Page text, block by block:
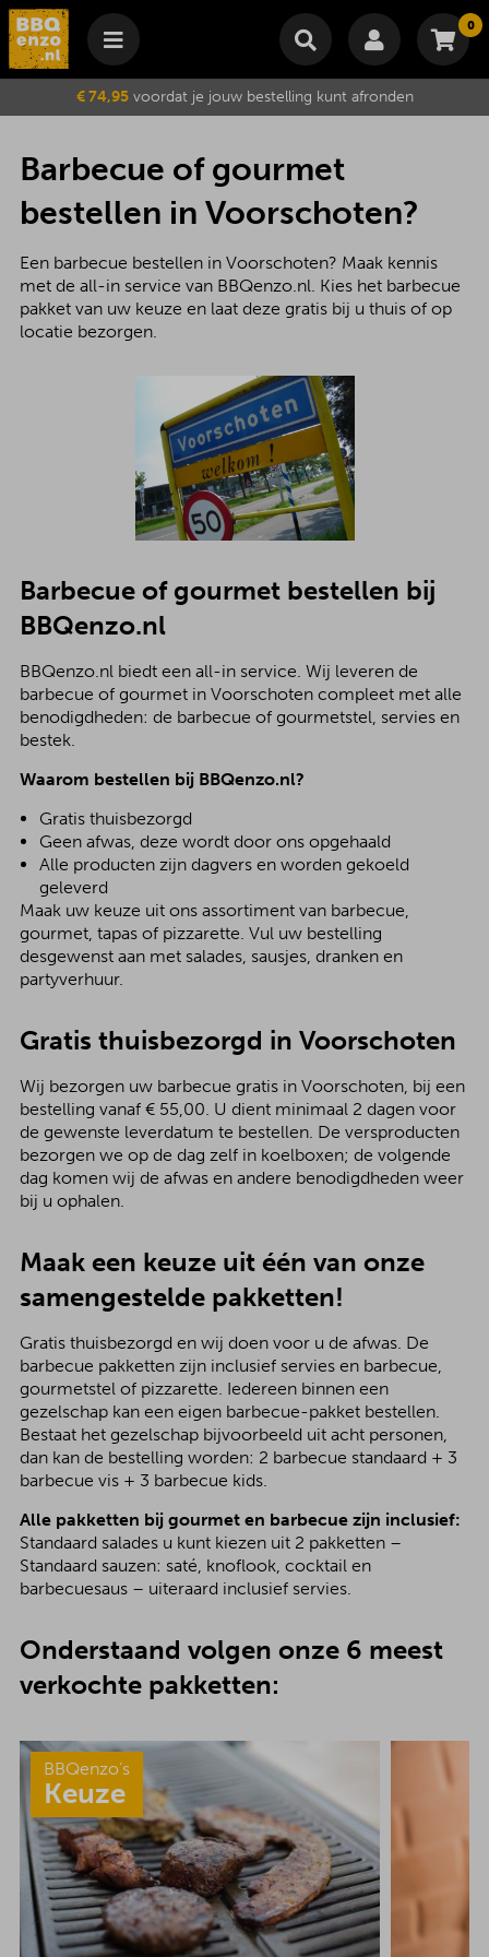
0
Winkelmand
Je winkelwagen is momenteel leeg.
Subtotaal €
Wijzig winkelmand Bestellen
€ 74,95voordat je jouw bestelling kunt afronden
Barbecue of gourmet
bestellen in Voorschoten?
Een barbecue bestellen in Voorschoten? Maak kennis
met de all-in service van BBQenzo.nl. Kies het barbecue
pakket van uw keuze en laat deze gratis bij u thuis of op
locatie bezorgen.
Barbecue of gourmet bestellen bij
BBQenzo.nl
BBQenzo.nl biedt een all-in service. Wij leveren de
barbecue of gourmet in Voorschoten compleet met alle
benodigdheden: de barbecue of gourmetstel, servies en
bestek.
Waarom bestellen bij BBQenzo.nl?
Gratis thuisbezorgd
Geen afwas, deze wordt door ons opgehaald
Alle producten zijn dagvers en worden gekoeld
geleverd
Maak uw keuze uit ons assortiment van barbecue,
gourmet, tapas of pizzarette. Vul uw bestelling
desgewenst aan met salades, sausjes, dranken en
partyverhuur.
Gratis thuisbezorgd in Voorschoten
Wij bezorgen uw barbecue gratis in Voorschoten, bij een
bestelling vanaf € 55,00. U dient minimaal 2 dagen voor
de gewenste leverdatum te bestellen. De versproducten
bezorgen we op de dag zelf in koelboxen; de volgende
dag komen wij de afwas en andere benodigdheden weer
bij u ophalen.
Maak een keuze uit één van onze
samengestelde pakketten!
Gratis thuisbezorgd en wij doen voor u de afwas. De
barbecue pakketten zijn inclusief servies en barbecue,
gourmetstel of pizzarette. Iedereen binnen een
gezelschap kan een eigen barbecue-pakket bestellen.
Bestaat het gezelschap bijvoorbeeld uit acht personen,
dan kan de bestelling worden: 2 barbecue standaard + 3
barbecue vis + 3 barbecue kids.
Alle pakketten bij gourmet en barbecue zijn inclusief:
Standaard salades u kunt kiezen uit 2 pakketten –
Standaard sauzen: saté, knoflook, cocktail en
barbecuesaus – uiteraard inclusief servies.
Onderstaand volgen onze 6 meest
verkochte pakketten:
BBQenzo’s
Keuze